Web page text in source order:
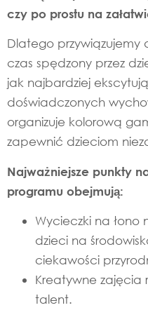
czy po prostu na
Dlatego
czas spędzony przez
jak najbardziej
doświadczonych
organizuje kolorową
zapewnić dzieciom
Najważniejsze punkty
programu obejmują:
Wycieczki na łono
dzieci na
ciekawości
Kreatywne zajęcia
talent.